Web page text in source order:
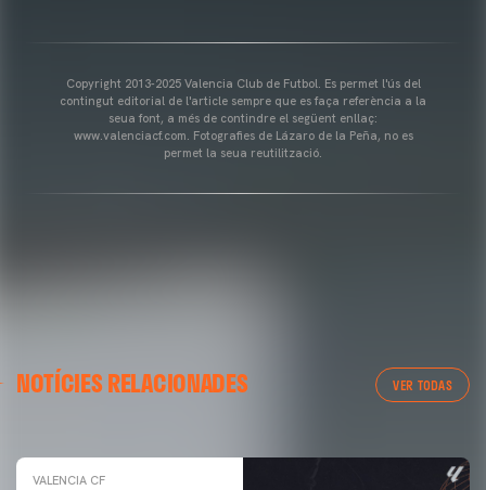
Copyright 2013-2025 Valencia Club de Futbol. Es permet l'ús del
contingut editorial de l'article sempre que es faça referència a la
seua font, a més de contindre el següent enllaç:
www.valenciacf.com. Fotografies de Lázaro de la Peña, no es
permet la seua reutilització.
NOTÍCIES RELACIONADES VER TODAS
ENTRENAMENT DEL VALENCIA CF 04/03/26
VALENCIA CF